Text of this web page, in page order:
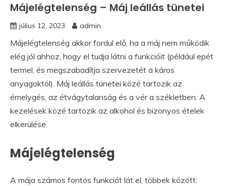
Májelégtelenség – Máj leállás tünetei
július 12, 2023 admin
Májelégtelenség akkor fordul elő, ha a máj nem működik
elég jól ahhoz, hogy el tudja látni a funkcióit (például epét
termel, és megszabadítja szervezetét a káros
anyagoktól). Máj leállás tünetei közé tartozik az
émelygés, az étvágytalanság és a vér a székletben. A
kezelések közé tartozik az alkohol és bizonyos ételek
elkerülése.
Májelégtelenség
A mája számos fontos funkciót lát el, többek között: